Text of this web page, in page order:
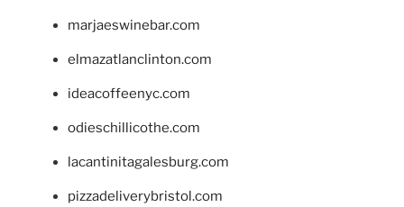
marjaeswinebar.com
elmazatlanclinton.com
ideacoffeenyc.com
odieschillicothe.com
lacantinitagalesburg.com
pizzadeliverybristol.com